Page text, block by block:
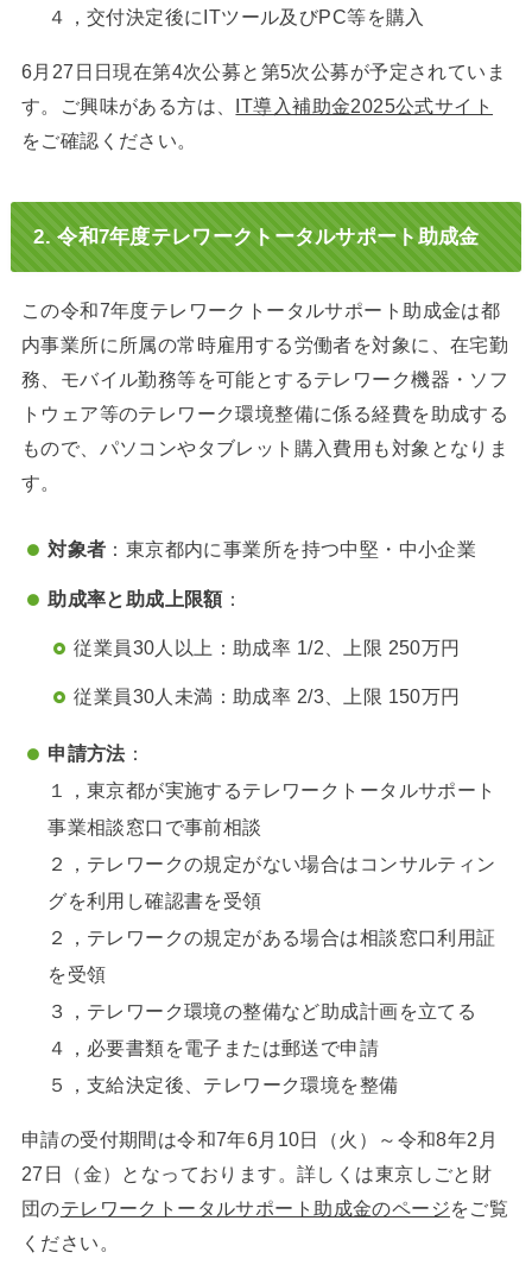
４，交付決定後にITツール及びPC等を購入
6月27日日現在第4次公募と第5次公募が予定されていま
す。ご興味がある方は、
IT導入補助金2025公式サイト
をご確認ください。
2.令和7年度テレワークトータルサポート助成金
この令和7年度テレワークトータルサポート助成金は都
内事業所に所属の常時雇用する労働者を対象に、在宅勤
務、モバイル勤務等を可能とするテレワーク機器・ソフ
トウェア等のテレワーク環境整備に係る経費を助成する
もので、パソコンやタブレット購入費用も対象となりま
す。
対象者 ：東京都内に事業所を持つ中堅・中小企業
助成率と助成上限額：
従業員30人以上：助成率 1/2、上限 250万円
従業員30人未満：助成率 2/3、上限 150万円
申請方法：
１，東京都が実施するテレワークトータルサポート
事業相談窓口で事前相談
２，テレワークの規定がない場合はコンサルティン
グを利用し確認書を受領
２，テレワークの規定がある場合は相談窓口利用証
を受領
３，テレワーク環境の整備など助成計画を立てる
４，必要書類を電子または郵送で申請
５，支給決定後、テレワーク環境を整備
申請の受付期間は令和7年6月10日（火）～令和8年2月
27日（金）となっております。詳しくは東京しごと財
団のテレワークトータルサポート助成金のページをご覧
ください。